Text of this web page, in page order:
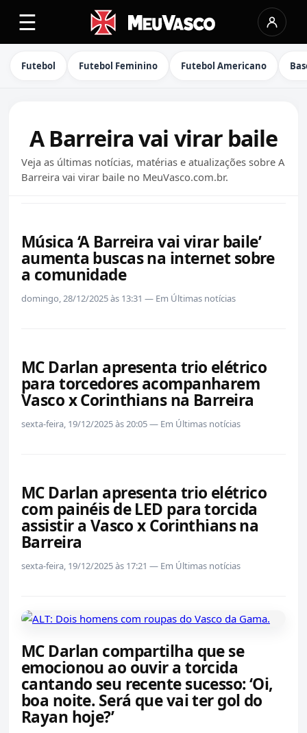
☰
Futebol Futebol Feminino Futebol Americano
A Barreira vai virar baile
Veja as últimas notícias, matérias e atualizações sobre A
Barreira vai virar baile no MeuVasco.com.br.
Música ‘A Barreira vai virar baile’
aumenta buscas na internet sobre
a comunidade
domingo, 28/12/2025 às 13:31 — Em Últimas notícias
MC Darlan apresenta trio elétrico
para torcedores acompanharem
Vasco x Corinthians na Barreira
sexta-feira, 19/12/2025 às 20:05 — Em Últimas notícias
MC Darlan apresenta trio elétrico
com painéis de LED para torcida
assistir a Vasco x Corinthians na
Barreira
sexta-feira, 19/12/2025 às 17:21 — Em Últimas notícias
MC Darlan compartilha que se
emocionou ao ouvir a torcida
cantando seu recente sucesso: ‘Oi,
boa noite. Será que vai ter gol do
Rayan hoje?’